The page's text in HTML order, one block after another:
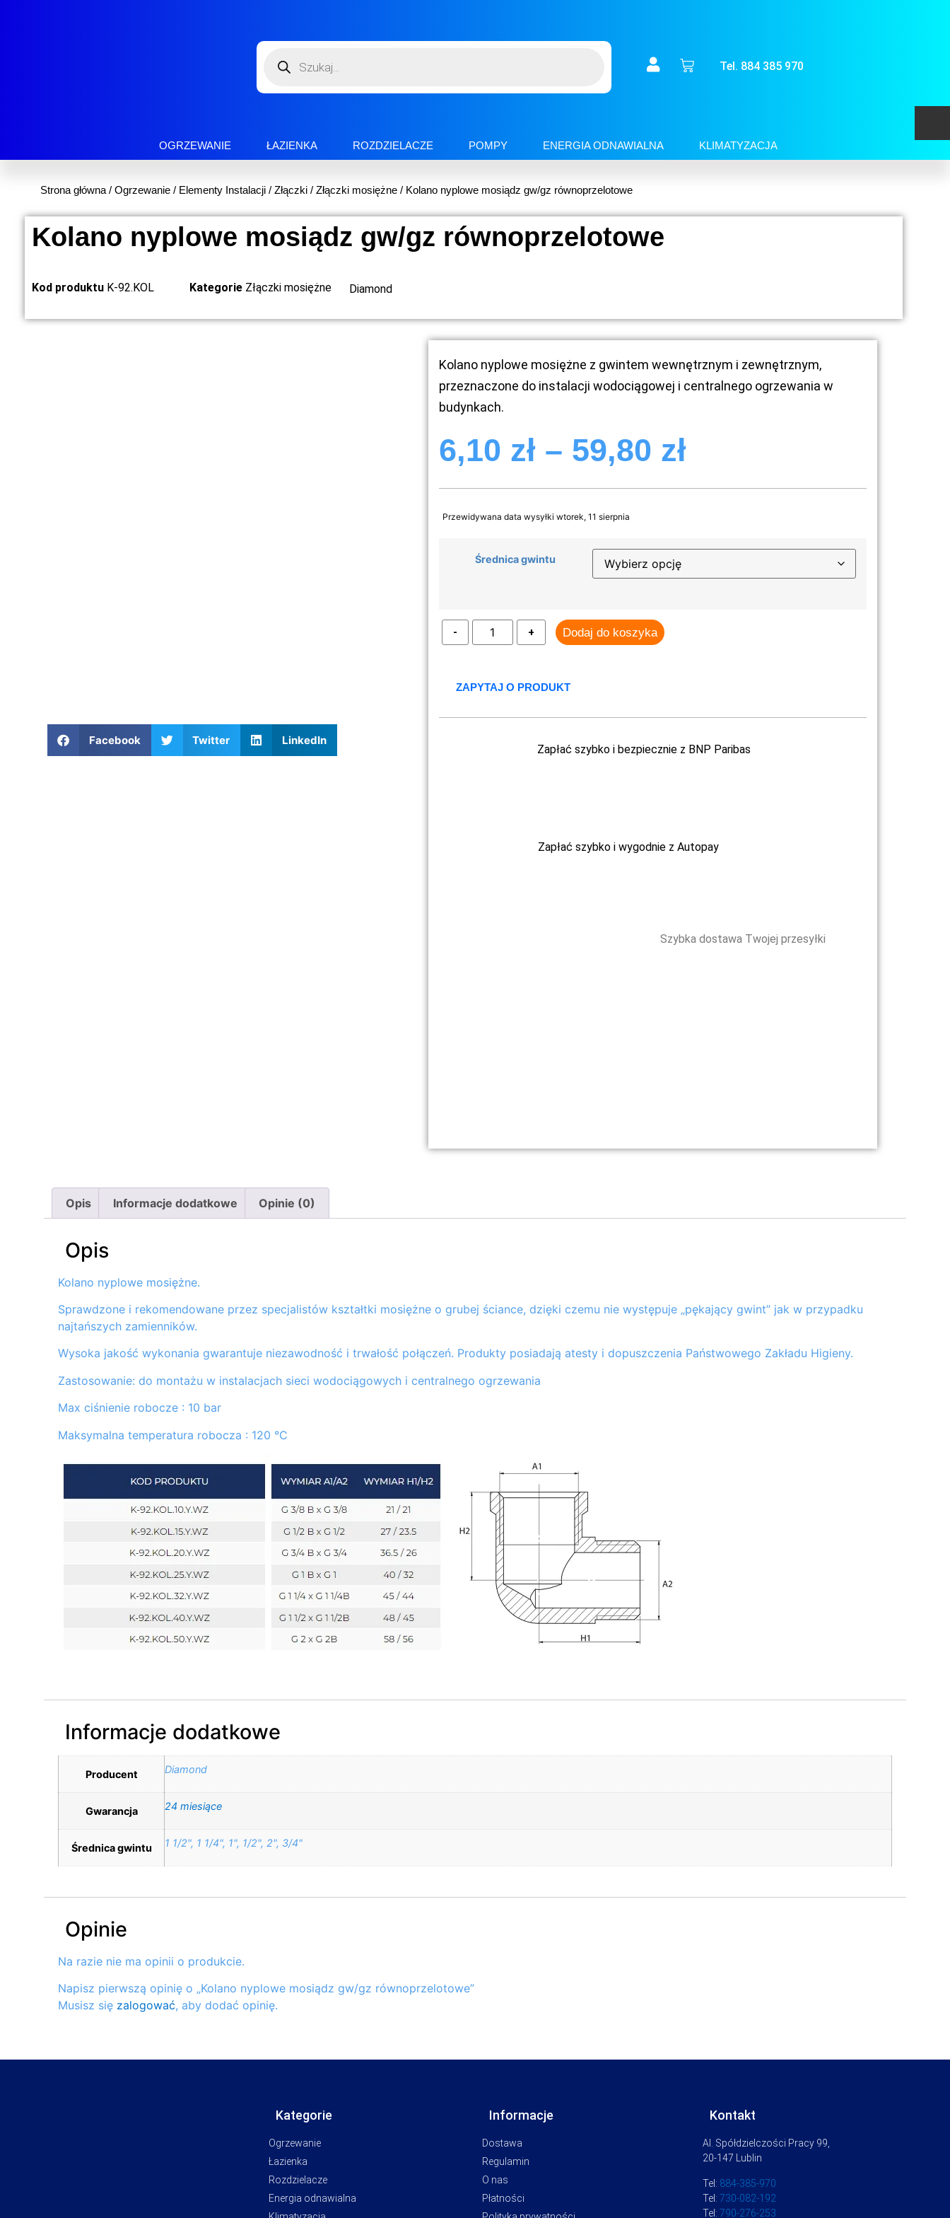
Tel. 884 385 970
OGRZEWANIE ŁAZIENKA ROZDZIELACZE POMPY ENERGIA ODNAWIALNA KLIMATYZACJA
Strona główna / Ogrzewanie / Elementy Instalacji / Złączki / Złączki mosiężne / Kolano nyplowe mosiądz gw/gz równoprzelotowe
Kolano nyplowe mosiądz gw/gz równoprzelotowe
Kod produktu K-92.KOL Kategorie Złączki mosiężne Diamond
Facebook Twitter LinkedIn
Kolano nyplowe mosiężne z gwintem wewnętrznym i zewnętrznym,
przeznaczone do instalacji wodociągowej i centralnego ogrzewania w
budynkach.
6,10 zł – 59,80 zł
Przewidywana data wysyłki wtorek, 11 sierpnia
Średnica gwintu
Dodaj do koszyka
ZAPYTAJ O PRODUKT
Zapłać szybko i bezpiecznie z BNP Paribas
Zapłać szybko i wygodnie z Autopay
Szybka dostawa Twojej przesyłki
Opis Informacje dodatkowe Opinie (0)
Opis
Kolano nyplowe mosiężne.
Sprawdzone i rekomendowane przez specjalistów kształtki mosiężne o grubej ściance, dzięki czemu nie występuje „pękający gwint” jak w przypadku
najtańszych zamienników.
Wysoka jakość wykonania gwarantuje niezawodność i trwałość połączeń. Produkty posiadają atesty i dopuszczenia Państwowego Zakładu Higieny.
Zastosowanie: do montażu w instalacjach sieci wodociągowych i centralnego ogrzewania
Max ciśnienie robocze : 10 bar
Maksymalna temperatura robocza : 120 °C
Informacje dodatkowe
Producent Diamond
Gwarancja 24 miesiące
Średnica gwintu 1 1/2", 1 1/4", 1", 1/2", 2", 3/4"
Opinie
Na razie nie ma opinii o produkcie.
Napisz pierwszą opinię o „Kolano nyplowe mosiądz gw/gz równoprzelotowe”
Musisz się zalogować, aby dodać opinię.
Kategorie
Ogrzewanie
Łazienka
Rozdzielacze
Energia odnawialna
Informacje
Dostawa
Regulamin
O nas
Płatności
Kontakt
Al. Spółdzielczości Pracy 99,
20-147 Lublin
Tel: 884-385-970
Tel:730-082-192
Tel:790-276-253